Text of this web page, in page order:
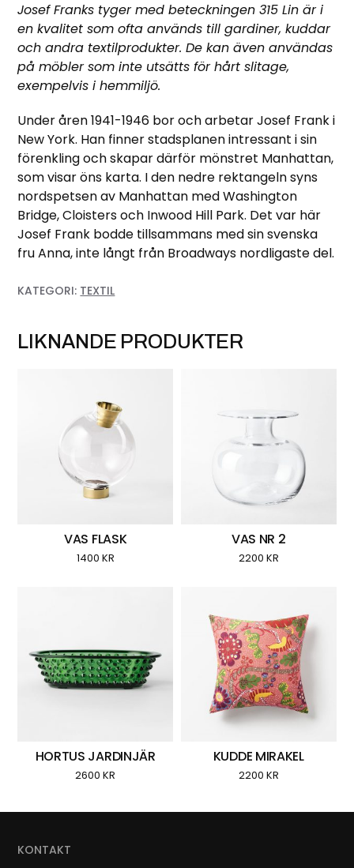
Josef Franks tyger med beteckningen 315 Lin är i
en kvalitet som ofta används till gardiner, kuddar
och andra textilprodukter. De kan även användas
på möbler som inte utsätts för hårt slitage,
exempelvis i hemmiljö.
Under åren 1941-1946 bor och arbetar Josef Frank i
New York. Han finner stadsplanen intressant i sin
förenkling och skapar därför mönstret Manhattan,
som visar öns karta. I den nedre rektangeln syns
nordspetsen av Manhattan med Washington
Bridge, Cloisters och Inwood Hill Park. Det var här
Josef Frank bodde tillsammans med sin svenska
fru Anna, inte långt från Broadways nordligaste del.
KATEGORI: TEXTIL
LIKNANDE PRODUKTER
VAS FLASK
1400 KR
VAS NR 2
2200 KR
HORTUS JARDINJÄR
2600KR
KUDDE MIRAKEL
2200 KR
KONTAKT